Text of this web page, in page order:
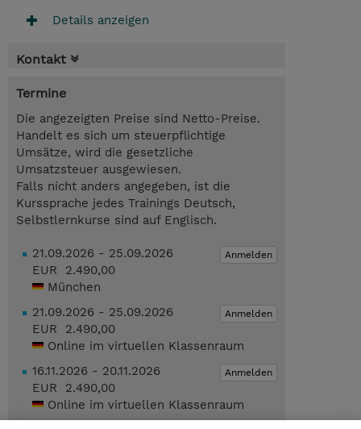
Details anzeigen
Kontakt
Termine
Die angezeigten Preise sind Netto-Preise.
Handelt es sich um steuerpflichtige
Umsätze, wird die gesetzliche
Umsatzsteuer ausgewiesen.
Falls nicht anders angegeben, ist die
Kurssprache jedes Trainings Deutsch,
Selbstlernkurse sind auf Englisch.
Anmelden
21.09.2026 - 25.09.2026
EUR 2.490,00
München
Anmelden
21.09.2026 - 25.09.2026
EUR 2.490,00
Online im virtuellen Klassenraum
Anmelden
16.11.2026 - 20.11.2026
EUR 2.490,00
Online im virtuellen Klassenraum